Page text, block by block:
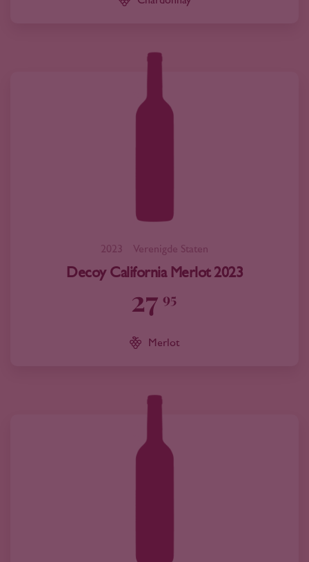
2023 Verenigde Staten
Decoy California Merlot 2023
27 95
Merlot